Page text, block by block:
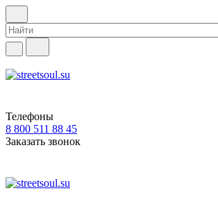
Телефоны
8 800 511 88 45
Заказать звонок